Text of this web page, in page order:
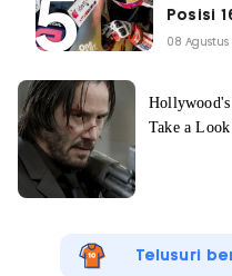
Posisi
08
Telusuri